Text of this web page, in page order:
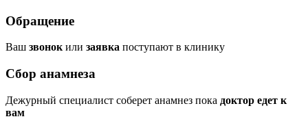
Обращение
Ваш звонокили заявка поступают в клинику
Сбор анамнеза
Дежурный специалист соберет анамнез пока доктор едет к
вам